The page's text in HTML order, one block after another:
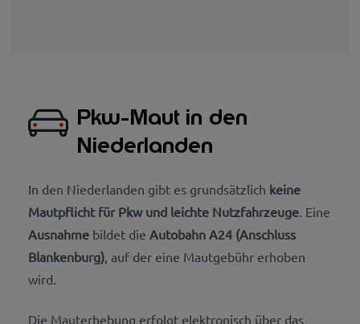
Pkw-Maut in den
Niederlanden
In den Niederlanden gibt es grundsätzlich keine
Mautpflicht für Pkw und leichte Nutzfahrzeuge. Eine
Ausnahme bildet die Autobahn A24 (Anschluss
Blankenburg), auf der eine Mautgebühr erhoben
wird.
Die Mauterhebung erfolgt elektronisch über das